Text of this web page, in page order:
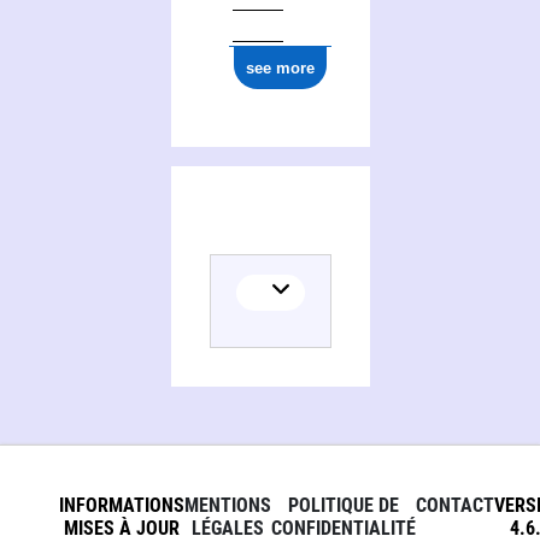
see more
INFORMATIONS
MISES À JOUR
MENTIONS
LÉGALES
POLITIQUE DE
CONFIDENTIALITÉ
CONTACT